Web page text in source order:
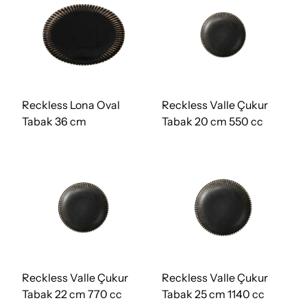
Reckless Lona Oval
Tabak 36 cm
Reckless Valle Çukur
Tabak 20 cm 550 cc
Reckless Valle Çukur
Tabak 22 cm 770 cc
Reckless Valle Çukur
Tabak 25 cm 1140 cc